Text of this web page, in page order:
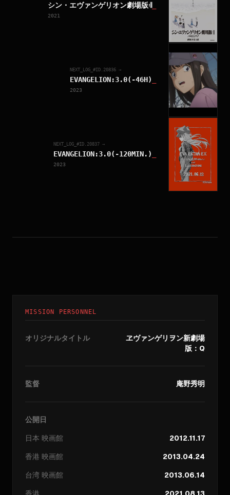
シン・エヴァンゲリオン劇場版𝄇_
2021
NEXT_LOG_#ID. 20836 →
EVANGELION:3.0(-46H)
2023
NEXT_LOG_#ID. 20837 →
EVANGELION:3.0(-120MIN.)
2023
MISSION PERSONNEL
オリジナルタイトル
ヱヴァンゲリヲン新劇場
版：Q
監督 庵野秀明
公開日
日本 映画館
2012.11.17
香港 映画館
2013.04.24
台湾 映画館
2013.06.14